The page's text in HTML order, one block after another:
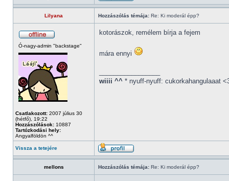
Lilyana Hozzászólás témája: Re: Ki moderál épp?
Ó-nagy-admin "backstage"
Csatlakozott: 2007 július 30
(hétfő), 19:22
Hozzászólások: 10887
Tartózkodási hely:
Angyalföldön ^^
kotorászok, remélem bírja a fejem
mára ennyi
wiiii ^^ * nyuff-nyuff: cukorkahangulaaat
Vissza a tetejére
mellons Hozzászólás témája: Re: Ki moderál épp?